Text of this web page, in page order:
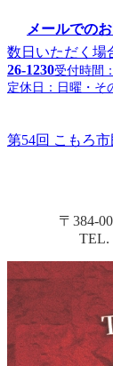
メールでの
数日いただく場
26-1230受付時間
定休日：日曜・そ
第54回 こもろ
〒384-
TEL.